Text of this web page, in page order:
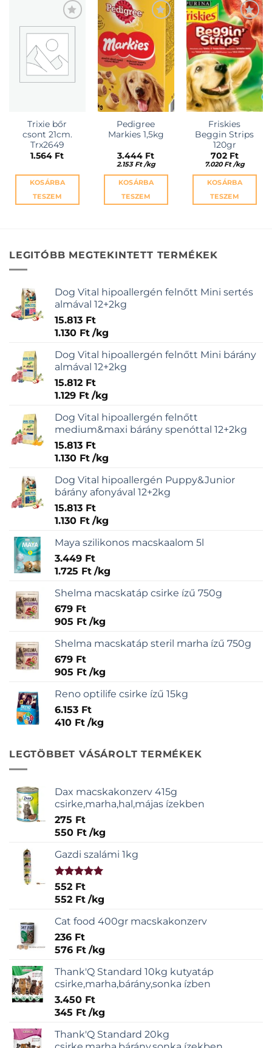
KEDVENCEKHEZ
Trixie bőr
csont 21cm.
Trx2649
1.564 Ft
KOSÁRBA
TESZEM
KEDVENCEKHEZ
Pedigree
Markies 1,5kg
3.444 Ft
2.153 Ft /kg
KOSÁRBA
TESZEM
KEDVENCEKHEZ
Friskies
Beggin Strips
120gr
702 Ft
7.020Ft /kg
KOSÁRBA
TESZEM
LEGITÓBB MEGTEKINTETT TERMÉKEK
Dog Vital hipoallergén felnőtt Mini sertés
almával 12+2kg
15.813 Ft
1.130 Ft /kg
Dog Vital hipoallergén felnőtt Mini bárány
almával 12+2kg
15.812 Ft
1.129 Ft /kg
Dog Vital hipoallergén felnőtt
medium&maxi bárány spenóttal 12+2kg
15.813 Ft
1.130 Ft /kg
Dog Vital hipoallergén Puppy&Junior
bárány afonyával 12+2kg
15.813 Ft
1.130 Ft /kg
Maya szilikonos macskaalom 5l
3.449 Ft
1.725 Ft /kg
Shelma macskatáp csirke ízű 750g
679 Ft
905 Ft /kg
Shelma macskatáp steril marha ízű 750g
679 Ft
905 Ft /kg
Reno optilife csirke ízű 15kg
6.153 Ft
410 Ft /kg
LEGTÖBBET VÁSÁROLT TERMÉKEK
Dax macskakonzerv 415g
csirke,marha,hal,májas ízekben
275 Ft
550 Ft /kg
Gazdi szalámi 1kg
Értékelés:
5.00/ 5
552 Ft
552 Ft /kg
Cat food 400gr macskakonzerv
236 Ft
576 Ft /kg
Thank'Q Standard 10kg kutyatáp
csirke,marha,bárány,sonka ízben
3.450 Ft
345 Ft /kg
Thank'Q Standard 20kg